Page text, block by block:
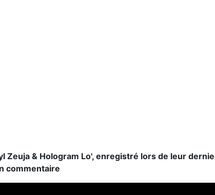
& Hologram Lo', enregistré lors de leur
commentaire